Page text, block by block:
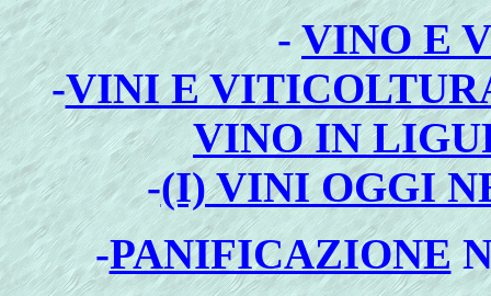
-VINO E
-VINI E
VINO IN
-(I) VINI OGGI
-PANIFICAZIONE